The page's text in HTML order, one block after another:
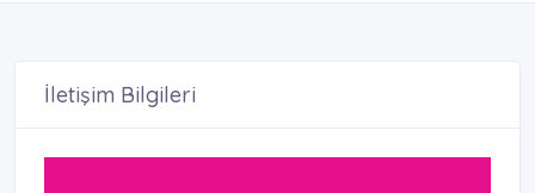
İletişim Bilgileri